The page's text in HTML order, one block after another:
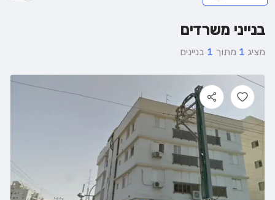
בנייני משרדים
מציג 1 מתוך 1 בניינים